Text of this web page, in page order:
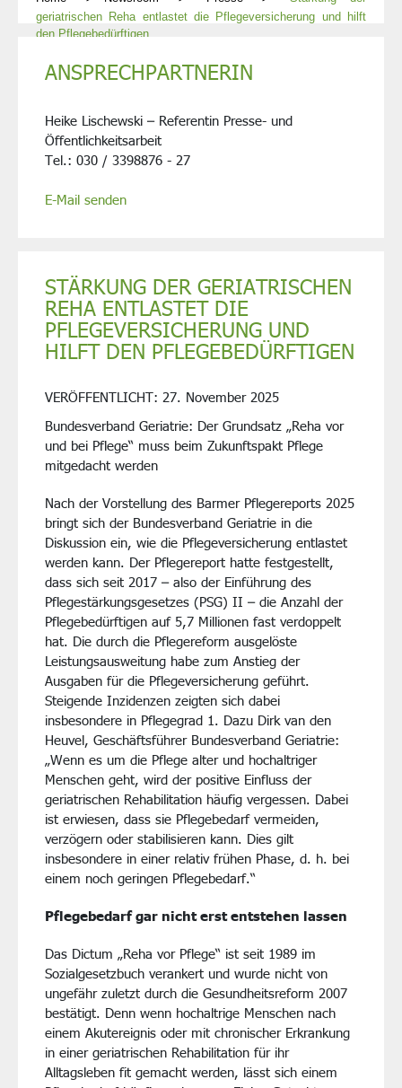
geriatrischen Reha entlastet die Pflegeversicherung und hilft
den Pflegebedürftigen
ANSPRECHPARTNERIN
Heike Lischewski – Referentin Presse- und
Öffentlichkeitsarbeit
Tel.: 030 / 3398876 - 27
E-Mail senden
STÄRKUNG DER GERIATRISCHEN
REHA ENTLASTET DIE
PFLEGEVERSICHERUNG UND
HILFT DEN PFLEGEBEDÜRFTIGEN
VERÖFFENTLICHT: 27. November 2025
Bundesverband Geriatrie: Der Grundsatz „Reha vor
und bei Pflege“ muss beim Zukunftspakt Pflege
mitgedacht werden
Nach der Vorstellung des Barmer Pflegereports 2025
bringt sich der Bundesverband Geriatrie in die
Diskussion ein, wie die Pflegeversicherung entlastet
werden kann. Der Pflegereport hatte festgestellt,
dass sich seit 2017 – also der Einführung des
Pflegestärkungsgesetzes (PSG) II – die Anzahl der
Pflegebedürftigen auf 5,7 Millionen fast verdoppelt
hat. Die durch die Pflegereform ausgelöste
Leistungsausweitung habe zum Anstieg der
Ausgaben für die Pflegeversicherung geführt.
Steigende Inzidenzen zeigten sich dabei
insbesondere in Pflegegrad 1. Dazu Dirk van den
Heuvel, Geschäftsführer Bundesverband Geriatrie:
„Wenn es um die Pflege alter und hochaltriger
Menschen geht, wird der positive Einfluss der
geriatrischen Rehabilitation häufig vergessen. Dabei
ist erwiesen, dass sie Pflegebedarf vermeiden,
verzögern oder stabilisieren kann. Dies gilt
insbesondere in einer relativ frühen Phase, d. h. bei
einem noch geringen Pflegebedarf.“
Pflegebedarf gar nicht erst entstehen lassen
Das Dictum „Reha vor Pflege“ ist seit 1989 im
Sozialgesetzbuch verankert und wurde nicht von
ungefähr zuletzt durch die Gesundheitsreform 2007
bestätigt. Denn wenn hochaltrige Menschen nach
einem Akutereignis oder mit chronischer Erkrankung
in einer geriatrischen Rehabilitation für ihr
Alltagsleben fit gemacht werden, lässt sich einem